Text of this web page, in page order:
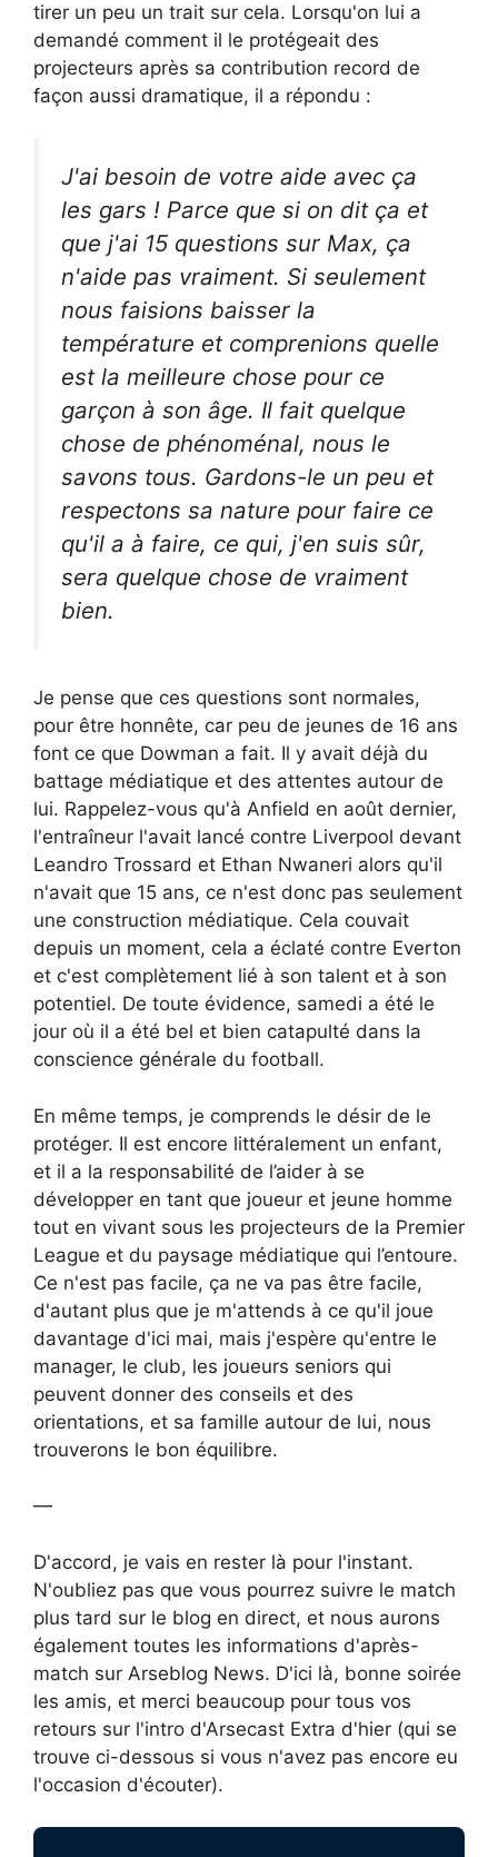
tirer un peu un trait sur cela. Lorsqu'on lui a
demandé comment il le protégeait des
projecteurs après sa contribution record de
façon aussi dramatique, il a répondu :
J'ai besoin de votre aide avec ça
les gars ! Parce que si on dit ça et
que j'ai 15 questions sur Max, ça
n'aide pas vraiment. Si seulement
nous faisions baisser la
température et comprenions quelle
est la meilleure chose pour ce
garçon à son âge. Il fait quelque
chose de phénoménal, nous le
savons tous. Gardons-le un peu et
respectons sa nature pour faire ce
qu'il a à faire, ce qui, j'en suis sûr,
sera quelque chose de vraiment
bien.
Je pense que ces questions sont normales,
pour être honnête, car peu de jeunes de 16 ans
font ce que Dowman a fait. Il y avait déjà du
battage médiatique et des attentes autour de
lui. Rappelez-vous qu'à Anfield en août dernier,
l'entraîneur l'avait lancé contre Liverpool devant
Leandro Trossard et Ethan Nwaneri alors qu'il
n'avait que 15 ans, ce n'est donc pas seulement
une construction médiatique. Cela couvait
depuis un moment, cela a éclaté contre Everton
et c'est complètement lié à son talent et à son
potentiel. De toute évidence, samedi a été le
jour où il a été bel et bien catapulté dans la
conscience générale du football.
En même temps, je comprends le désir de le
protéger. Il est encore littéralement un enfant,
et il a la responsabilité de l’aider à se
développer en tant que joueur et jeune homme
tout en vivant sous les projecteurs de la Premier
League et du paysage médiatique qui l’entoure.
Ce n'est pas facile, ça ne va pas être facile,
d'autant plus que je m'attends à ce qu'il joue
davantage d'ici mai, mais j'espère qu'entre le
manager, le club, les joueurs seniors qui
peuvent donner des conseils et des
orientations, et sa famille autour de lui, nous
trouverons le bon équilibre.
—
D'accord, je vais en rester là pour l'instant.
N'oubliez pas que vous pourrez suivre le match
plus tard sur le blog en direct, et nous aurons
également toutes les informations d'après-
match sur Arseblog News. D'ici là, bonne soirée
les amis, et merci beaucoup pour tous vos
retours sur l'intro d'Arsecast Extra d'hier (qui se
trouve ci-dessous si vous n'avez pas encore eu
l'occasion d'écouter).